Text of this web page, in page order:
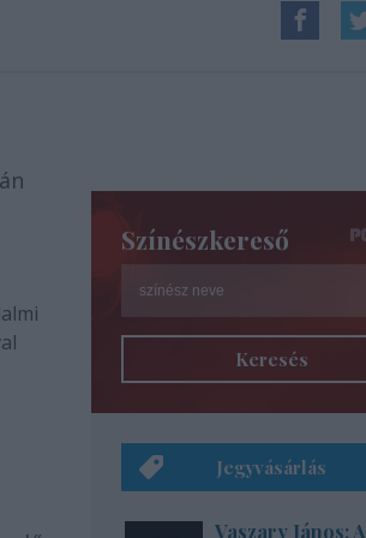
Színészkereső
Keresés
Jegyvásárlás
Vaszary János: A